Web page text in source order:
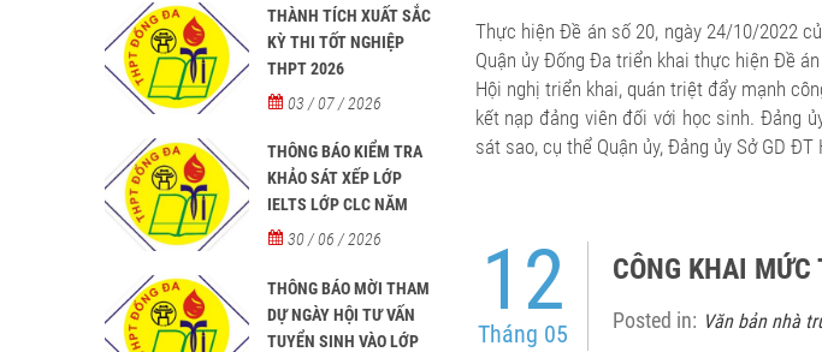
ngoài học tại các trường
từ năm học 2026-2027
THÀNH TÍCH XUẤT SẮC
KỲ THI TỐT NGHIỆP
THPT 2026
03 / 07 / 2026
THÔNG BÁO KIỂM TRA
KHẢO SÁT XẾP LỚP
IELTS LỚP CLC NĂM
HỌC 2026 - 2027
30 / 06 / 2026
THÔNG BÁO MỜI THAM
DỰ NGÀY HỘI TƯ VẤN
TUYỂN SINH VÀO LỚP
Thực hiện Đề án số 20, ngày 24/10/2022
Quận ủy Đống Đa triển khai thực hiện Đề
Hội nghị triển khai, quán triệt đẩy mạnh
kết nạp đảng viên đối với học sinh. Đảng
sát sao, cụ thể Quận ủy, Đảng ủy Sở GD ĐT
12
Tháng 05
CÔNG KHAI
Posted in: Văn bản nhà